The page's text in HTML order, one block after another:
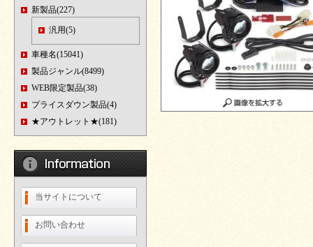
新製品(227)
汎用(5)
車種名(15041)
製品ジャンル(8499)
WEB限定製品(38)
プライスダウン製品(4)
★アウトレット★(181)
当サイトについて
お問い合わせ